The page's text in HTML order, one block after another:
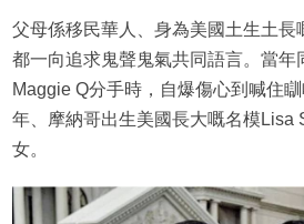
父母係移民華人、身為美國土生土長
都一向追求鬼聲鬼氣共同語言。當年
Maggie Q分手時，自爆傷心到喊住
年、摩納哥出生美國長大嘅名模Lisa
女。